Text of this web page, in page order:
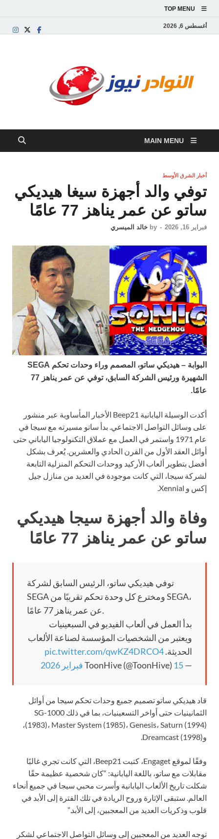
TOP MENU
أغسطس 6, 2026
والتقارير
من
العالم
MAIN MENU
أخبار الشرق الأوسط
توفي والد أجهزة سيغا هيديكي
ساتو عن عمر يناهز 77 عامًا
فبراير 16, 2026 -
by خالد الميسري
البوابة – هيديكي ساتو، المصمم وراء وحدات تحكم SEGA
الشهيرة ورئيس الشركة السابق، توفي عن عمر يناهز 77
عامًا.
أكدت الوسيلة اليابانية Beep21 الأخبار المأساوية عبر منشور
على وسائل التواصل الاجتماعي. بدأ ساتو مسيرته مع سيجا في
عام 1971 واستمر في العمل مع عملاق التكنولوجيا الياباني حتى
أوائل العقد الأول من القرن الحادي والعشرين. يُعرف بشكل
أفضل بتطوير ألعاب الأركيد ووحدات التحكم المنزلية التابعة
لشركة سيجا، التي كانت موجودة في العديد من منازل جيل
إكس و Xennial.
وفاة والد أجهزة سيجا هيديكي
ساتو عن عمر يناهز 77 عامًا
توفي هيديكي ساتو، الرئيس السابق لشركة
SEGA ومخترع كل وحدة تحكم تقريبًا من SEGA،
عن عمر يناهز 77 عامًا.
بدأ العمل في ألعاب الفيديو في السبعينيات
ويعتبر من الشخصيات المؤسسة لصناعة الألعاب
الحديثة.pic.twitter.com/qwKZ4DRCO4
— ToonHive (@ToonHive)15 فبراير 2026
قاد هيديكي ساتو تصميم جميع وحدات تحكم سيجا من أوائل
الثمانينيات حتى أواخر التسعينيات، بما في ذلك SG-1000
(1983)، Master System (1985)، Genesis، Saturn (1994)،
وDreamcast (1998).
وفقًا لموقع Engaget، كتبت Beep21، التي كانت تجري غالبًا
مقابلات مع ساتو، باللغة اليابانية: “كان شخصية عظيمة حقًا
شكلت تاريخ الألعاب اليابانية وأسرت محبي سيجا في جميع أنحاء
العالم. ستبقى الإثارة وروح الريادة في تلك الفترة إلى الأبد في
قلوب وذكريات العديد من المعجبين، إلى الأبد.”
توجه العديد من المعجبين إلى وسائل التواصل الاجتماعي لشكر